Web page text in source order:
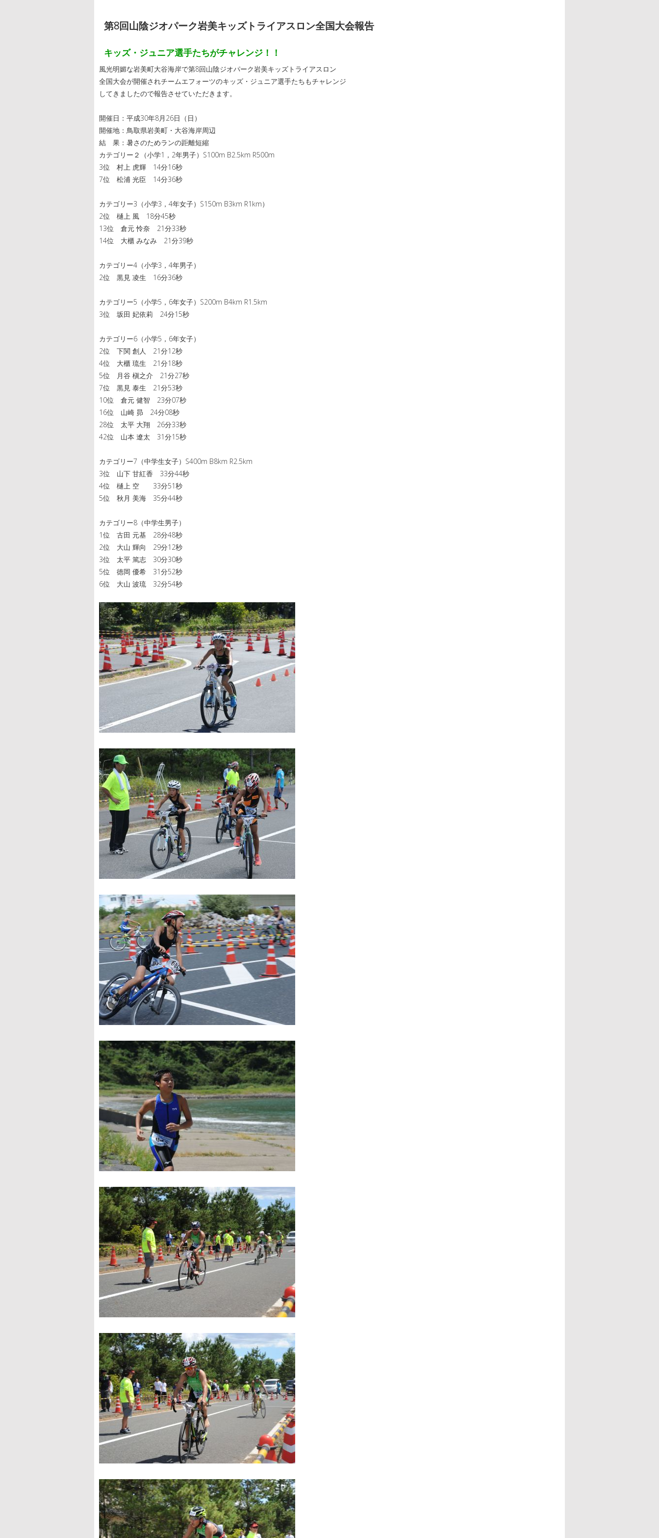
第8回山陰ジオパーク岩美キッズトライアスロン全国大会報告
キッズ・ジュニア選手たちがチャレンジ！！
風光明媚な岩美町大谷海岸で第8回山陰ジオパーク岩美キッズトライアスロン
全国大会が開催されチームエフォーツのキッズ・ジュニア選手たちもチャレンジ
してきましたので報告させていただきます。
開催日：平成30年8月26日（日）
開催地：鳥取県岩美町・大谷海岸周辺
結 果：暑さのためランの距離短縮
カテゴリー２（小学1，2年男子）S100m B2.5km R500m
3位 村上 虎輝 14分16秒
7位 松浦 光臣 14分36秒
カテゴリー3（小学3，4年女子）S150m B3km R1km）
2位 樋上 風 18分45秒
13位 倉元 怜奈 21分33秒
14位 大櫃 みなみ 21分39秒
カテゴリー4（小学3，4年男子）
2位 黒見 凌生 16分36秒
カテゴリー5（小学5，6年女子）S200m B4km R1.5km
3位 坂田 妃依莉 24分15秒
カテゴリー6（小学5，6年女子）
2位 下関 創人 21分12秒
4位 大櫃 琉生 21分18秒
5位 月谷 槇之介 21分27秒
7位 黒見 泰生 21分53秒
10位 倉元 健智 23分07秒
16位 山崎 昴 24分08秒
28位 太平 大翔 26分33秒
42位 山本 遼太 31分15秒
カテゴリー7（中学生女子）S400m B8km R2.5km
3位 山下 甘紅香 33分44秒
4位 樋上 空 33分51秒
5位 秋月 美海 35分44秒
カテゴリー8（中学生男子）
1位 古田 元基 28分48秒
2位 大山 輝向 29分12秒
3位 太平 篤志 30分30秒
5位 徳岡 優希 31分52秒
6位 大山 波琉 32分54秒